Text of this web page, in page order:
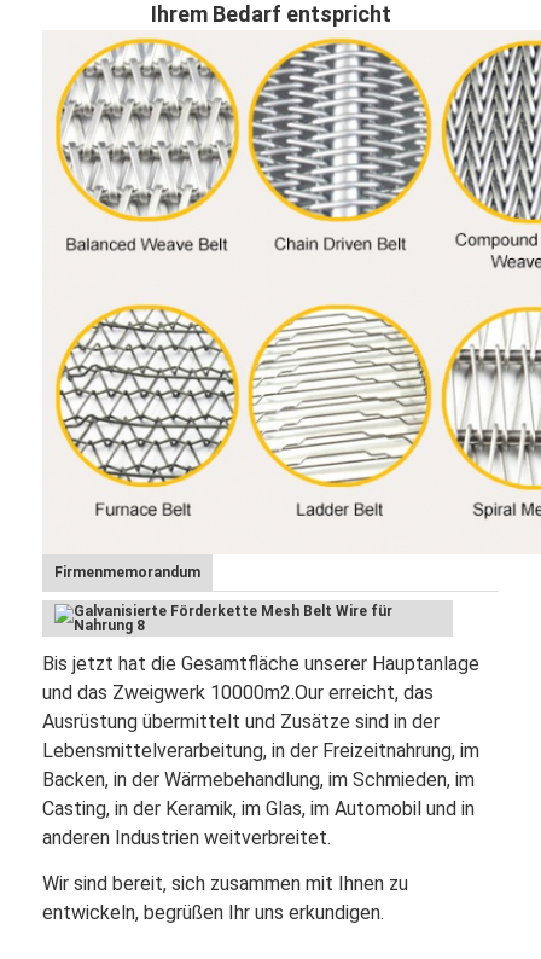
Ihrem Bedarf entspricht
Firmenmemorandum
Bis jetzt hat die Gesamtfläche unserer Hauptanlage
und das Zweigwerk 10000m2.Our erreicht, das
Ausrüstung übermittelt und Zusätze sind in der
Lebensmittelverarbeitung, in der Freizeitnahrung, im
Backen, in der Wärmebehandlung, im Schmieden, im
Casting, in der Keramik, im Glas, im Automobil und in
anderen Industrien weitverbreitet.
Wir sind bereit, sich zusammen mit Ihnen zu
entwickeln, begrüßen Ihr uns erkundigen.